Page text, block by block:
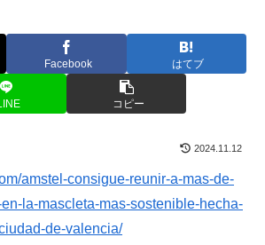
Facebook はてブ
コピー
2024.11.12
amstel-consigue-reunir-a-mas-de-
la-mascleta-mas-sostenible-hecha-
de-valencia/